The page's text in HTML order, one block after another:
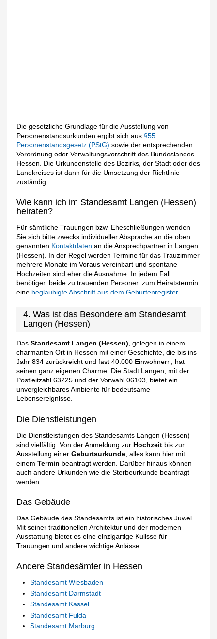
Die gesetzliche Grundlage für die Ausstellung von
Personenstandsurkunden ergibt sich aus §55
Personenstandsgesetz (PStG)sowie der entsprechenden
Verordnung oder Verwaltungsvorschrift des Bundeslandes
Hessen. Die Urkundenstelle des Bezirks, der Stadt oder des
Landkreises ist dann für die Umsetzung der Richtlinie
zuständig.
Wie kann ich im Standesamt Langen (Hessen)
heiraten?
Für sämtliche Trauungen bzw. Eheschließungen wenden
Sie sich bitte zwecks individueller Absprache an die oben
genannten Kontaktdaten an die Ansprechpartner in Langen
(Hessen). In der Regel werden Termine für das Trauzimmer
mehrere Monate im Voraus vereinbart und spontane
Hochzeiten sind eher die Ausnahme. In jedem Fall
benötigen beide zu trauenden Personen zum Heiratstermin
eine beglaubigte Abschrift aus dem Geburtenregister.
4. Was ist das Besondere am Standesamt
Langen (Hessen)
DasStandesamt Langen (Hessen), gelegen in einem
charmanten Ort in Hessen mit einer Geschichte, die bis ins
Jahr 834 zurückreicht und fast 40.000 Einwohnern, hat
seinen ganz eigenen Charme. Die Stadt Langen, mit der
Postleitzahl 63225 und der Vorwahl 06103, bietet ein
unvergleichbares Ambiente für bedeutsame
Lebensereignisse.
Die Dienstleistungen
Die Dienstleistungen des Standesamts Langen (Hessen)
sind vielfältig. Von der Anmeldung zur Hochzeit bis zur
Ausstellung einerGeburtsurkunde , alles kann hier mit
einemTermin beantragt werden. Darüber hinaus können
auch andere Urkunden wie die Sterbeurkunde beantragt
werden.
Das Gebäude
Das Gebäude des Standesamts ist ein historisches Juwel.
Mit seiner traditionellen Architektur und der modernen
Ausstattung bietet es eine einzigartige Kulisse für
Trauungen und andere wichtige Anlässe.
Andere Standesämter in Hessen
Standesamt Wiesbaden
Standesamt Darmstadt
Standesamt Kassel
Standesamt Fulda
Standesamt Marburg